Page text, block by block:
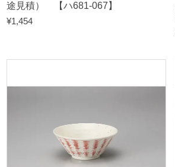
途見積） 【ハ681-067】
¥1,454